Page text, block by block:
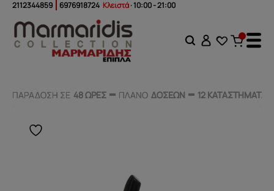
2112344859 6976918724 Κλειστά· 10:00 - 21:00
ΠΑΡΑΔΟΣΗ ΣΕ 48 ΩΡΕΣ ΠΛΑΝΟ ΔΟΣΕΩΝ 12 ΚΑΤΑΣΤΗΜΑΤΑ
ΠΑΡΑΔΟΣΗ ΣΕ 48 ΩΡΕΣ ΠΛΑΝΟ ΔΟΣΕΩΝ 12 ΚΑΤΑΣΤΗΜΑΤΑ